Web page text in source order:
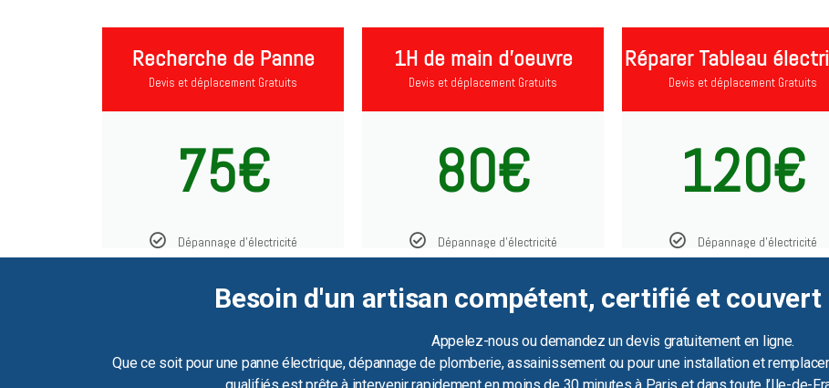
Recherche de Panne
Devis et déplacement Gratuits
75€
Dépannage d'électricité
1H de main d'oeuvre
Devis et déplacement Gratuits
80€
Dépannage d'électricité
Réparer Tableau
Devis et déplacement Gratuits
120€
Dépannage d'électricité
Besoin d'un artisan compétent, certifié et couvert
Appelez-nous ou demandez un devis gratuitement en ligne.
Que ce soit pour une panne électrique, dépannage de plomberie, assainissement ou pour une installation et